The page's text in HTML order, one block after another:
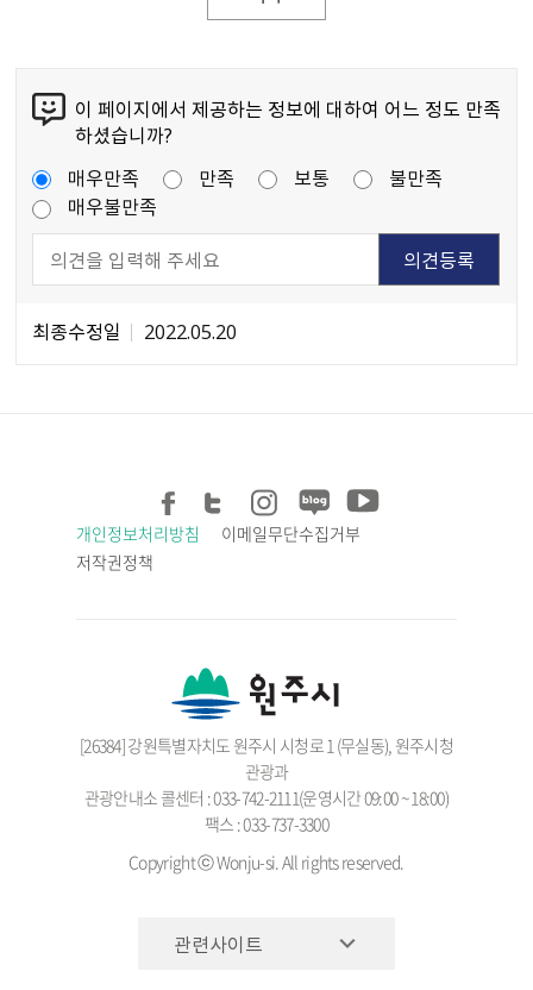
이 페이지에서 제공하는 정보에 대하여 어느 정도 만족
하셨습니까?
매우만족
만족 보통
불만족
매우불만족
최종수정일 2022.05.20
개인정보처리방침
이메일무단수집거부
저작권정책
[26384] 강원특별자치도 원주시 시청로 1 (무실동), 원주시청
관광과
관광안내소 콜센터 : 033-742-2111(운영시간 09:00 ~ 18:00)
팩스 : 033-737-3300
Copyright ⓒ Wonju-si. All rights reserved.
관련사이트